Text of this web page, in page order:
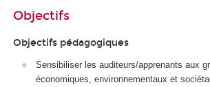
Objectifs
Objectifs pédagogiques
Sensibiliser les auditeurs/apprenants aux
économiques, environnementaux et